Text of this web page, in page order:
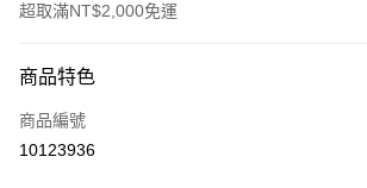
超取滿NT$2,000免運
信用卡一次付款
信用卡分期付款
商品特色
商品編號
10123936